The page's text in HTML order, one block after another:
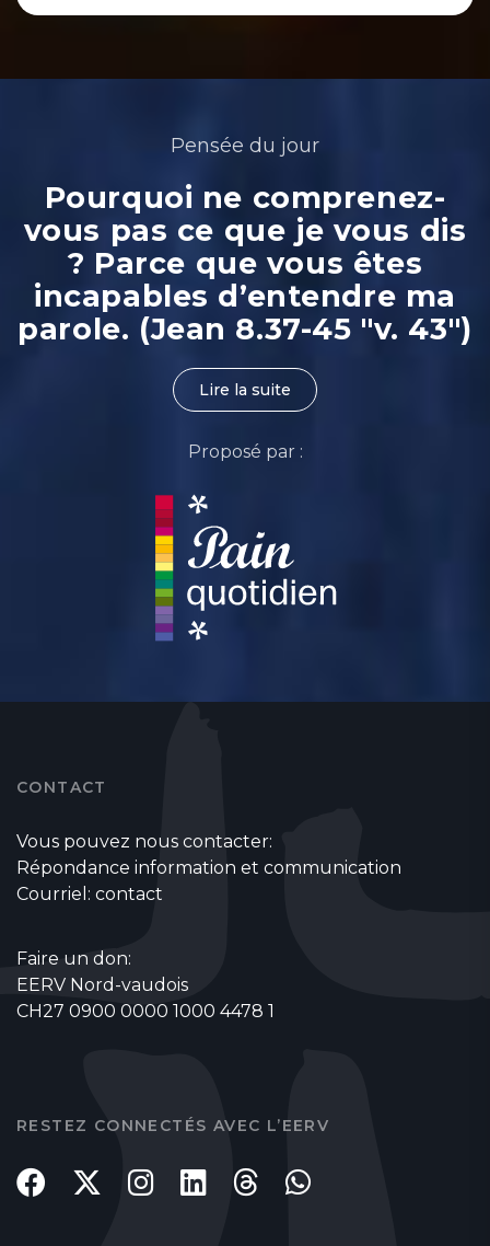
Pensée du jour
Pourquoi ne comprenez-
vous pas ce que je vous dis
? Parce que vous êtes
incapables d’entendre ma
parole. (Jean 8.37-45 "v. 43")
Lire la suite
Proposé par :
CONTACT
Vous pouvez nous contacter:
Répondance information et communication
Courriel: contact
Faire un don:
EERV Nord-vaudois
CH27 0900 0000 1000 4478 1
RESTEZ CONNECTÉS AVEC L’EERV